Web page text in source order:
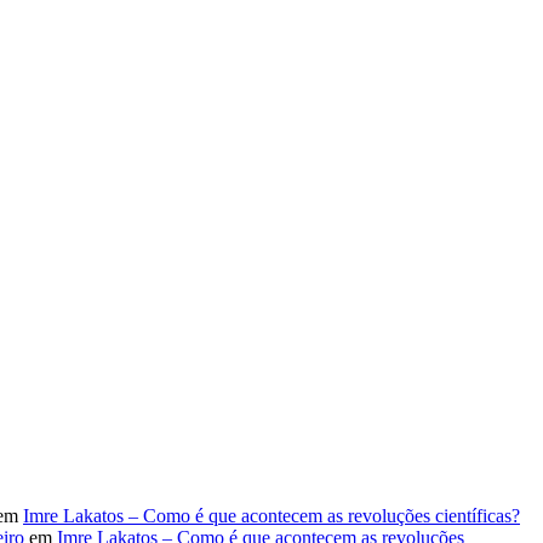
Imre Lakatos – Como é que acontecem as revoluções científicas?
em Imre Lakatos – Como é que acontecem as revoluções